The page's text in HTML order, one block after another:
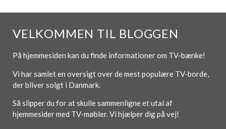
VELKOMMEN TIL BLOGGEN
På hjemmesiden kan du finde informationer om TV-bænke!
Vi har samlet en oversigt over de mest populære TV-borde,
der bliver solgt i Danmark.
Så slipper du for at skulle sammenligne et utal af
hjemmesider med TV-møbler. Vi hjælper dig på vej!